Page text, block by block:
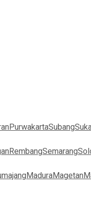
PurwakartaSubang
RembangSemarang
MaduraMagetan